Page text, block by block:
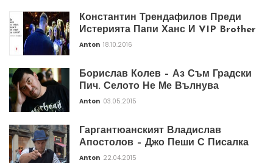
Константин Трендафилов Преди
Истерията Папи Ханс И VIP Brother
Anton 18.10.2016
Борислав Колев – Аз Съм Градски
Пич. Селото Не Ме Вълнува
Anton 03.05.2015
Гаргантюанският Владислав
Апостолов – Джо Пеши С Писалка
Anton 22.04.2015